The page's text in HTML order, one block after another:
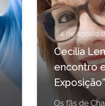
4 de agosto
Cecília
encontro
Os fãs de